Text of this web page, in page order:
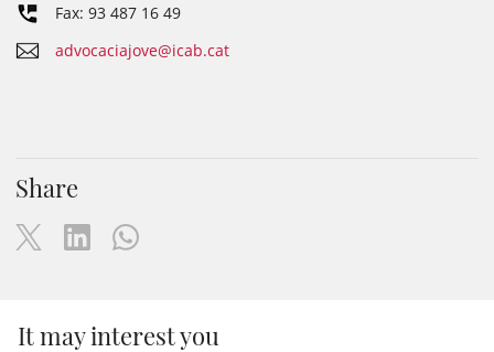
Fax: 93 487 16 49
advocaciajove@icab.cat
Share
It may interest you